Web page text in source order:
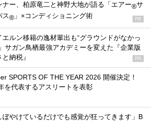
ナー、柏原竜二と神野大地が語る「エアー®サ
ス® 」×コンディショニング術 PR
エルン移籍の逸材輩出も“グラウンドがなかっ
サガン鳥栖最強アカデミーを変えた『企業版
納税』
PR
SPORTS OF THE YEAR 2026 開催決定！
を代表するアスリートを表彰
ぼやけているだけでも感覚が狂ってきます」B